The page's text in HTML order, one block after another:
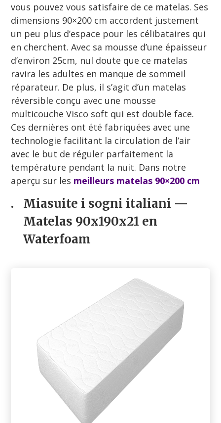
vous pouvez vous satisfaire de ce matelas. Ses
dimensions 90×200 cm accordent justement
un peu plus d’espace pour les célibataires qui
en cherchent. Avec sa mousse d’une épaisseur
d’environ 25cm, nul doute que ce matelas
ravira les adultes en manque de sommeil
réparateur. De plus, il s’agit d’un matelas
réversible conçu avec une mousse
multicouche Visco soft qui est double face.
Ces dernières ont été fabriquées avec une
technologie facilitant la circulation de l’air
avec le but de réguler parfaitement la
température pendant la nuit. Dans notre
aperçu sur les meilleurs matelas 90×200 cm
.
Miasuite i sogni italiani —
Matelas 90x190x21 en
Waterfoam